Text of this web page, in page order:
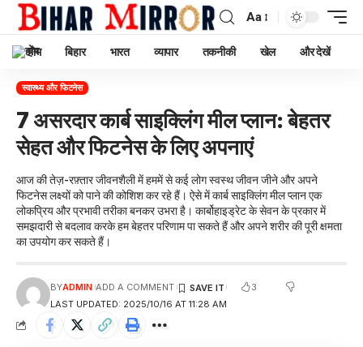
Aa
होम बिहार भारत व्यापार तकनीकी खेल और देखें
स्वास्थ्य और फिटनेस
7 असरदार कार्ब साइक्लिंग मील प्लान: बेहतर
सेहत और फिटनेस के लिए अपनाएं
आज की तेज़-रफ़्तार जीवनशैली में हममें से कई लोग स्वस्थ जीवन जीने और अपने
फिटनेस लक्ष्यों को पाने की कोशिश कर रहे हैं। ऐसे में कार्ब साइक्लिंग मील प्लान एक
लोकप्रिय और प्रभावी तरीका बनकर उभरा है। कार्बोहाइड्रेट के सेवन के प्रकार में
समझदारी से बदलाव करके हम बेहतर परिणाम पा सकते हैं और अपने शरीर की पूरी क्षमता
का उपयोग कर सकते हैं।
LAST UPDATED: 2025/10/16 AT 11:28 AM
BYADMIN ADD A COMMENT 3